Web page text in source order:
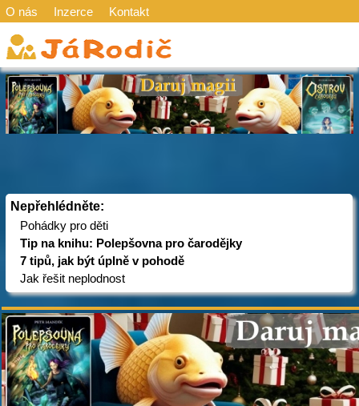
O nás Inzerce Kontakt
Nepřehlédněte:
Pohádky pro děti
Tip na knihu: Polepšovna pro čarodějky
7 tipů, jak být úplně v pohodě
Jak řešit neplodnost